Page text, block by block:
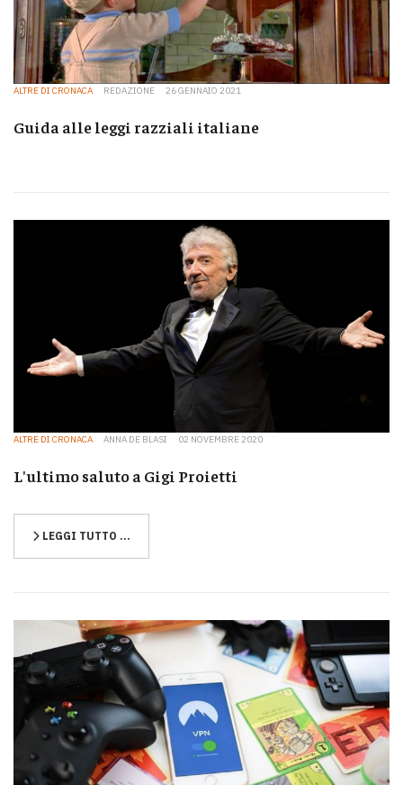
ALTRE DI CRONACA REDAZIONE 26 GENNAIO 2021
Guida alle leggi razziali italiane
ALTRE DI CRONACA ANNA DE BLASI 02 NOVEMBRE 2020
L'ultimo saluto a Gigi Proietti
LEGGI TUTTO …